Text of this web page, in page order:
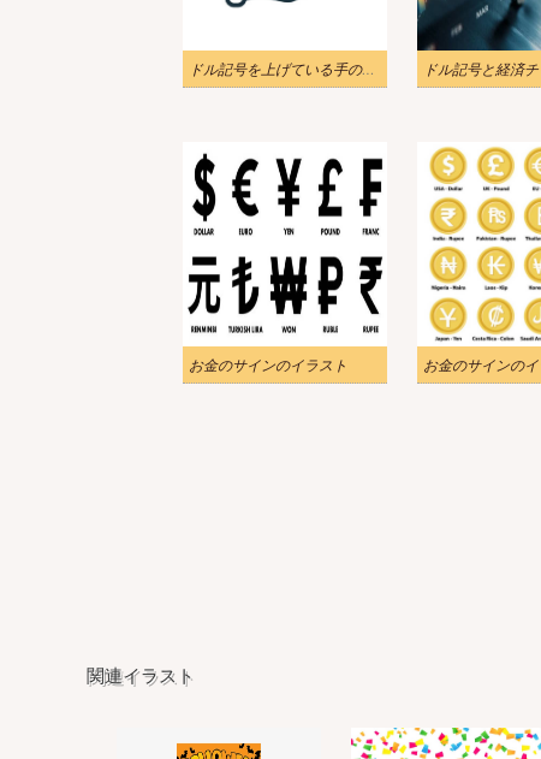
ドル記号を上げている手のイラスト
お金のサインのイラスト お金のサインの
関連イラスト